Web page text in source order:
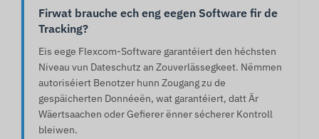
Firwat brauche ech eng eegen Software fir de
Tracking?
Eis eege Flexcom-Software garantéiert den héchsten
Niveau vun Dateschutz an Zouverlässegkeet. Nëmmen
autoriséiert Benotzer hunn Zougang zu de
gespäicherten Donnéeën, wat garantéiert, datt Är
Wäertsaachen oder Gefierer ënner sécherer Kontroll
bleiwen.